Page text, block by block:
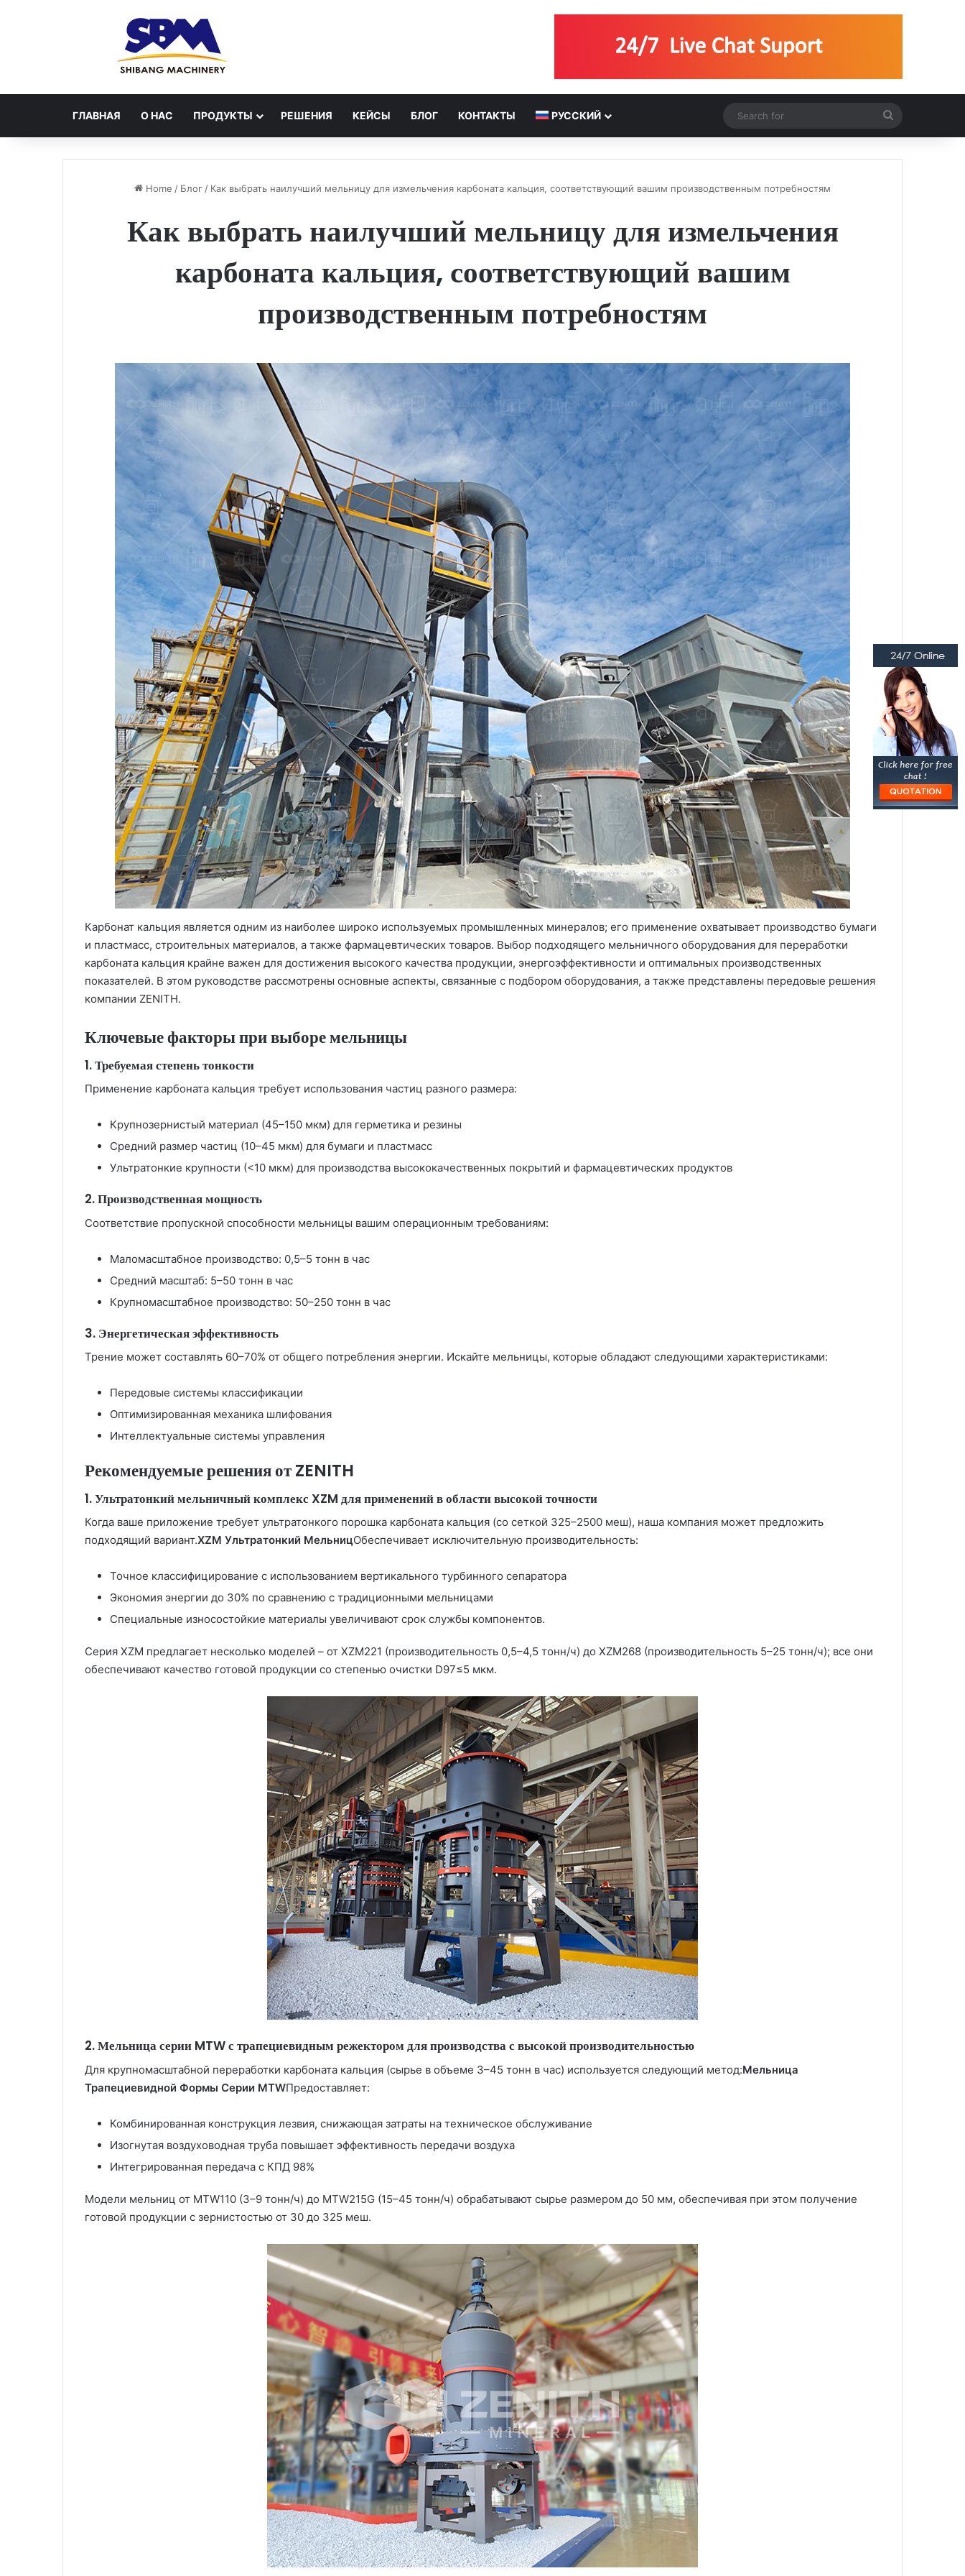
ГЛАВНАЯ О НАС ПРОДУКТЫ РЕШЕНИЯ КЕЙСЫ БЛОГ КОНТАКТЫ РУССКИЙ
for
Home / Блог / Как выбрать наилучший мельницу для измельчения карбоната кальция, соответствующий вашим производственным потребностям
Как выбрать наилучший мельницу для измельчения
карбоната кальция, соответствующий вашим
производственным потребностям
Карбонат кальция является одним из наиболее широко используемых промышленных минералов; его применение охватывает производство бумаги
и пластмасс, строительных материалов, а также фармацевтических товаров. Выбор подходящего мельничного оборудования для переработки
карбоната кальция крайне важен для достижения высокого качества продукции, энергоэффективности и оптимальных производственных
показателей. В этом руководстве рассмотрены основные аспекты, связанные с подбором оборудования, а также представлены передовые решения
компании ZENITH.
Ключевые факторы при выборе мельницы
1. Требуемая степень тонкости
Применение карбоната кальция требует использования частиц разного размера:
Крупнозернистый материал (45–150 мкм) для герметика и резины
Средний размер частиц (10–45 мкм) для бумаги и пластмасс
Ультратонкие крупности (<10 мкм) для производства высококачественных покрытий и фармацевтических продуктов
2. Производственная мощность
Соответствие пропускной способности мельницы вашим операционным требованиям:
Маломасштабное производство: 0,5–5 тонн в час
Средний масштаб: 5–50 тонн в час
Крупномасштабное производство: 50–250 тонн в час
3. Энергетическая эффективность
Трение может составлять 60–70% от общего потребления энергии. Искайте мельницы, которые обладают следующими характеристиками:
Передовые системы классификации
Оптимизированная механика шлифования
Интеллектуальные системы управления
Рекомендуемые решения от ZENITH
1. Ультратонкий мельничный комплекс XZM для применений в области высокой точности
Когда ваше приложение требует ультратонкого порошка карбоната кальция (со сеткой 325–2500 меш), наша компания может предложить
подходящий вариант.XZM Ультратонкий МельницОбеспечивает исключительную производительность:
Точное классифицирование с использованием вертикального турбинного сепаратора
Экономия энергии до 30% по сравнению с традиционными мельницами
Специальные износостойкие материалы увеличивают срок службы компонентов.
Серия XZM предлагает несколько моделей – от XZM221 (производительность 0,5–4,5 тонн/ч) до XZM268 (производительность 5–25 тонн/ч); все они
обеспечивают качество готовой продукции со степенью очистки D97≤5 мкм.
2. Мельница серии MTW с трапециевидным режектором для производства с высокой производительностью
Для крупномасштабной переработки карбоната кальция (сырье в объеме 3–45 тонн в час) используется следующий метод:Мельница
Трапециевидной Формы Серии MTWПредоставляет:
Комбинированная конструкция лезвия, снижающая затраты на техническое обслуживание
Изогнутая воздуховодная труба повышает эффективность передачи воздуха
Интегрированная передача с КПД 98%
Модели мельниц от MTW110 (3–9 тонн/ч) до MTW215G (15–45 тонн/ч) обрабатывают сырье размером до 50 мм, обеспечивая при этом получение
готовой продукции с зернистостью от 30 до 325 меш.